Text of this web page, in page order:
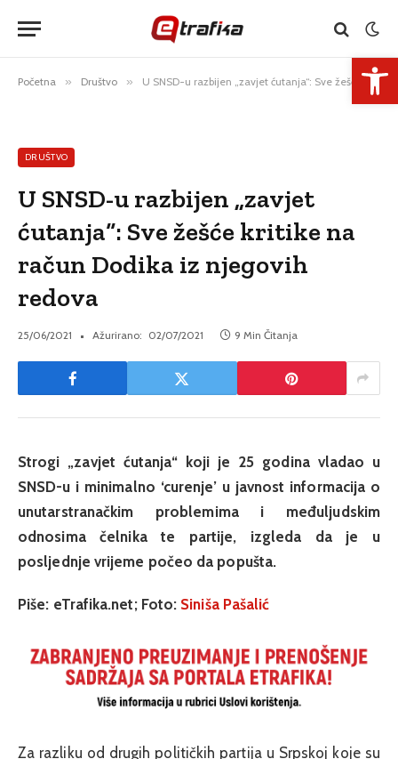
Početna » Društvo » U SNSD-u razbijen „zavjet ćutanja“: Sve žešće kritike na račun Dodika iz njegovih redova
DRUŠTVO
U SNSD-u razbijen „zavjet
ćutanja“: Sve žešće kritike na
račun Dodika iz njegovih
redova
25/06/2021 Ažurirano: 02/07/2021 9 Min Čitanja
Strogi „zavjet ćutanja“ koji je 25 godina vladao u
SNSD-u i minimalno ‘curenje’ u javnost informacija o
unutarstranačkim problemima i međuljudskim
odnosima čelnika te partije, izgleda da je u
posljednje vrijeme počeo da popušta.
Piše: eTrafika.net; Foto: Siniša Pašalić
Za razliku od drugih političkih partija u Srpskoj koje su